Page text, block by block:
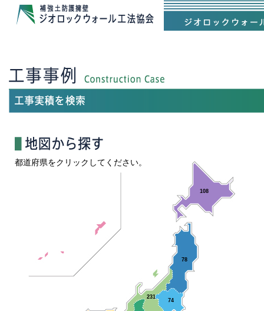
108
78
231
74
都道府県をクリックしてください。